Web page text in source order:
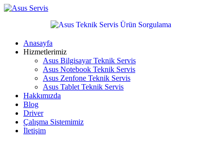
Anasayfa
Hizmetlerimiz
Asus Bilgisayar Teknik Servis
Asus Notebook Teknik Servis
Asus Zenfone Teknik Servis
Asus Tablet Teknik Servis
Hakkımızda
Blog
Driver
Çalışma Sistemimiz
İletişim